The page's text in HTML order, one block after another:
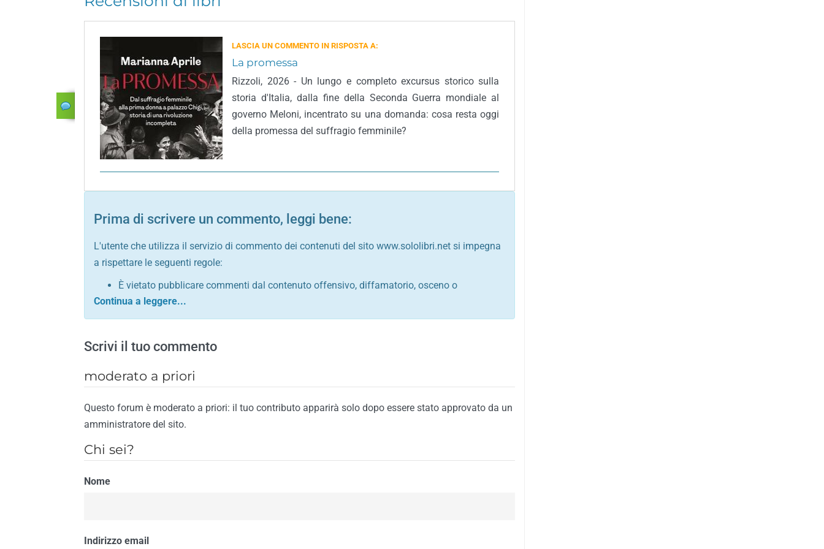
LASCIA UN COMMENTO IN RISPOSTA A:
La promessa
Rizzoli, 2026 - Un lungo e completo excursus storico sulla
storia d'Italia, dalla fine della Seconda Guerra mondiale al
governo Meloni, incentrato su una domanda: cosa resta oggi
della promessa del suffragio femminile?
Prima di scrivere un commento, leggi bene:
L'utente che utilizza il servizio di commento dei contenuti del sito www.sololibri.net si impegna
a rispettare le seguenti regole:
È vietato pubblicare commenti dal contenuto offensivo, diffamatorio, osceno o
comunque contrario alle leggi dello Stato italiano e di quelle internazionali
Sono vietati commenti in tono sacrilego, sarcastico, denigratorio e sbeffeggiatorio
È vietato pubblicare commenti contrari al rispetto dell'ordine pubblico
È vietato pubblicare commenti lesivi della privacy di qualsiasi cittadino
È vietato pubblicare commenti razzisti nei confronti di qualsiasi razza, popolo, cultura,
religione
È vietato pubblicare commenti contrari al rispetto del buon costume o contenenti
È vietato pubblicare commenti inerenti propaganda politica, di partito o di fazione, che
Il riscontro della violazione anche di una sola delle regole precedenti comporterà la non
Scrivi il tuo commento
moderato a priori
Questo forum è moderato a priori: il tuo contributo apparirà solo dopo essere stato approvato da un
amministratore del sito.
Chi sei?
Nome
Indirizzo email